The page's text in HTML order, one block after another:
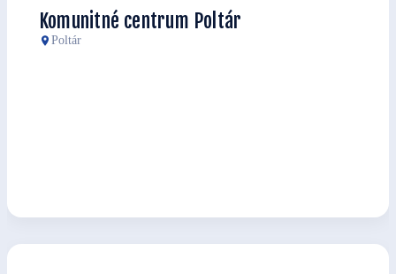
Komunitné centrum Poltár
Poltár